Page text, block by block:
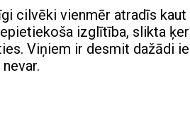
cilvēki vienmēr atradīs
izglītība, slikta
Viņiem ir desmit dažādi